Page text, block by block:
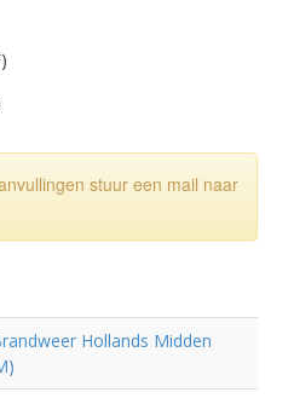
stuur een mail naar
Hollands Midden